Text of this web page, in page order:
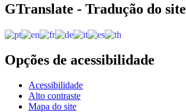
GTranslate - Tradução do site
Opções de acessibilidade
Acessibilidade
Alto contraste
Mapa do site